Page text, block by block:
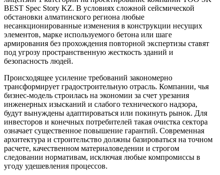
BEST Spec Story KZ. В условиях сложной сейсмической
обстановки алматинского региона любые
несанкционированные изменения в конструкции несущих
элементов, марке используемого бетона или шаге
армирования без прохождения повторной экспертизы ставят
под угрозу пространственную жесткость зданий и
безопасность людей.
Происходящее усиление требований закономерно
трансформирует градостроительную отрасль. Компании, чья
бизнес-модель строилась на экономии за счет урезания
инженерных изысканий и слабого технического надзора,
будут вынуждены адаптироваться или покинуть рынок. Для
инвесторов и конечных потребителей такая очистка сектора
означает существенное повышение гарантий. Современная
архитектура и строительство должны базироваться на точном
расчете, качественном материаловедении и строгом
следовании нормативам, исключая любые компромиссы в
угоду удешевления процессов.